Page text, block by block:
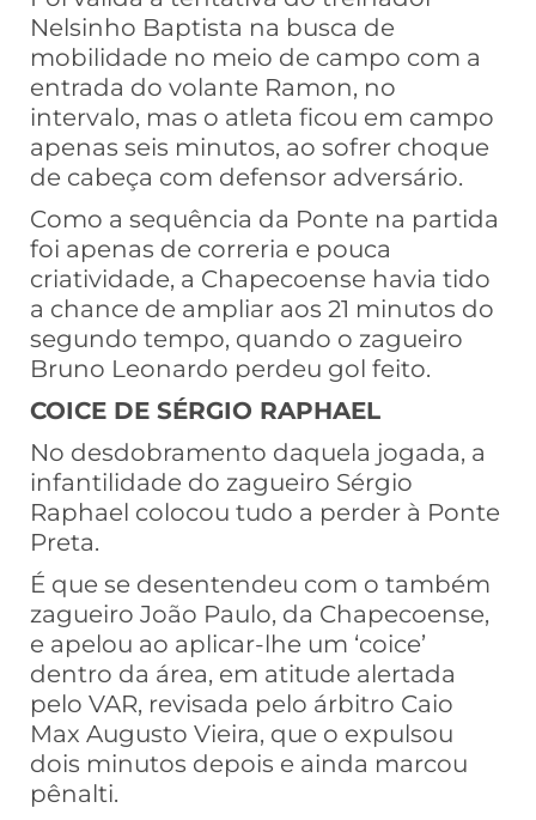
Nelsinho Baptista na busca de
mobilidade no meio de campo com a
entrada do volante Ramon, no
intervalo, mas o atleta ficou em campo
apenas seis minutos, ao sofrer choque
de cabeça com defensor adversário.
Como a sequência da Ponte na partida
foi apenas de correria e pouca
criatividade, a Chapecoense havia tido
a chance de ampliar aos 21 minutos do
segundo tempo, quando o zagueiro
Bruno Leonardo perdeu gol feito.
COICE DE SÉRGIO RAPHAEL
No desdobramento daquela jogada, a
infantilidade do zagueiro Sérgio
Raphael colocou tudo a perder à Ponte
Preta.
É que se desentendeu com o também
zagueiro João Paulo, da Chapecoense,
e apelou ao aplicar-lhe um ‘coice’
dentro da área, em atitude alertada
pelo VAR, revisada pelo árbitro Caio
Max Augusto Vieira, que o expulsou
dois minutos depois e ainda marcou
pênalti.